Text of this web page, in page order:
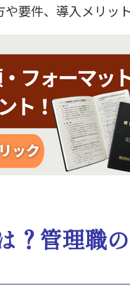
要件、導入メリッ
？管理職